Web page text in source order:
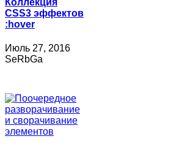
CSS3 эффектов
:hover
Июль 27, 2016
SeRbGa